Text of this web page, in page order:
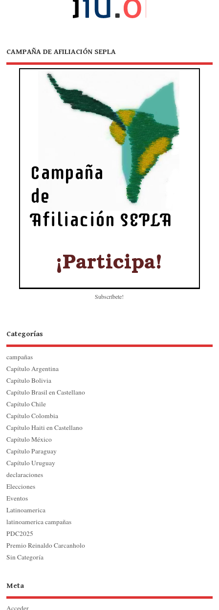
CAMPAÑA DE AFILIACIÓN SEPLA
Subscríbete!
Categorías
campañas
Capítulo Argentina
Capítulo Bolivia
Capítulo Brasil en Castellano
Capítulo Chile
Capítulo Colombia
Capítulo Haiti en Castellano
Capítulo México
Capítulo Paraguay
Capítulo Uruguay
declaraciones
Elecciones
Eventos
Latinoamerica
latinoamerica campañas
PDC2025
Premio Reinaldo Carcanholo
Sin Categoría
Meta